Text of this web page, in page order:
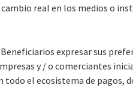
real en los medios o
expresar sus
y / o comerciantes
todo el ecosistema de pagos,